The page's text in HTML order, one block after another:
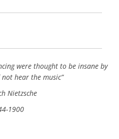
were thought to be insane by
hear the music”
Nietzsche
1900